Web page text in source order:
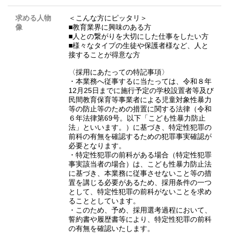
求める人物
像
＜こんな方にピッタリ＞
■教育業界に興味のある方
■人との繋がりを大切にした仕事をしたい方
■様々なタイプの生徒や保護者様など、人と
接することが得意な方
〈採用にあたっての特記事項〉
・本業務へ従事するに当たっては、令和８年
12月25日までに施行予定の学校設置者等及び
民間教育保育等事業者による児童対象性暴力
等の防止等のための措置に関する法律（令和
６年法律第69号。以下「こども性暴力防止
法」といいます。）に基づき、特定性犯罪の
前科の有無を確認するための犯罪事実確認が
必要となります。
・特定性犯罪の前科がある場合（特定性犯罪
事実該当者の場合）は、こども性暴力防止法
に基づき、本業務に従事させないこと等の措
置を講じる必要があるため、採用条件の一つ
として、特定性犯罪の前科がないことを求め
ることとしています。
・このため、予め、採用選考過程において、
誓約書や履歴書等により、特定性犯罪の前科
の有無を確認いたします。